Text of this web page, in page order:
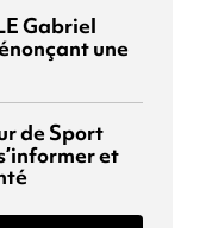
Gabriel
une
de Sport
et